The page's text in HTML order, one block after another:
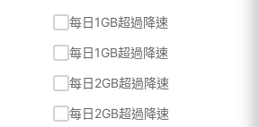
每日1GB超過降速
每日1GB超過降速
每日2GB超過降速
每日2GB超過降速